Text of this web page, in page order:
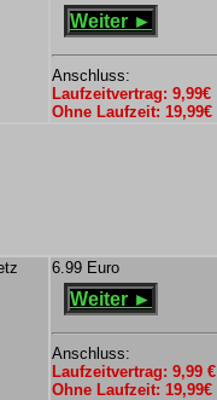
Weiter ►
Anschluss:
Laufzeitvertrag: 9,99€
Ohne Laufzeit: 19,99€
6.99 Euro
Weiter ►
Anschluss:
Laufzeitvertrag: 9,99 €
Ohne Laufzeit: 19,99€